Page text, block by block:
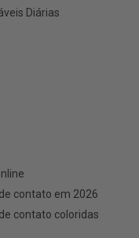
Diárias
contato em 2026
contato coloridas